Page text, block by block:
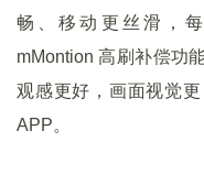
畅、移动更丝滑，
mMontion 高刷补偿功
观感更好，画面视觉
APP。